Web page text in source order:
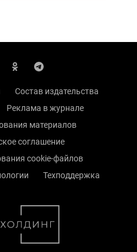
Состав издательства
Реклама в журнале
материалов
соглашение
cookie-файлов
Техподдержка